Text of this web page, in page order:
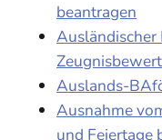
beantragen
Ausländischer
Auslands-
Ausnahme
und Feiertage